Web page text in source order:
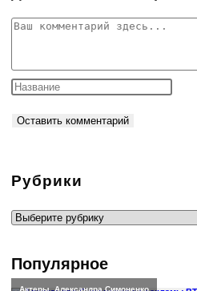
Комментарий
Рубрики
Рубрики
Популярное